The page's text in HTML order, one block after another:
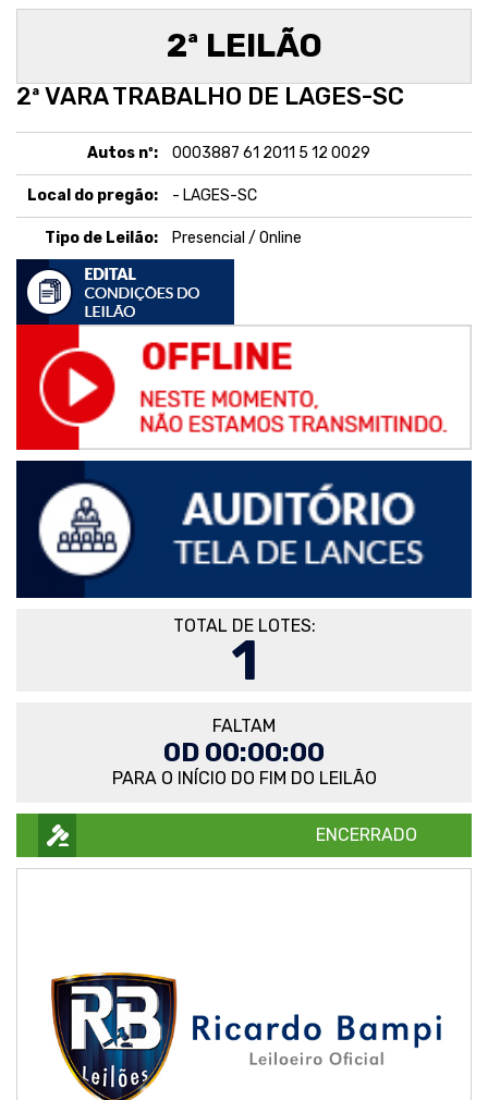
2ª LEILÃO
2ª VARA TRABALHO DE LAGES-SC
Autos nº: 0003887 61 2011 5 12 0029
Local do pregão: - LAGES-SC
Tipo de Leilão: Presencial / Online
TOTAL DE LOTES:
1
FALTAM
0D 00:00:00
PARA O INÍCIO DO FIM DO LEILÃO
ENCERRADO